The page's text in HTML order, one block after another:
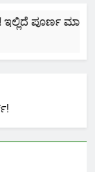
ಪೂರ್ಣ ಮಾಹಿತಿ.